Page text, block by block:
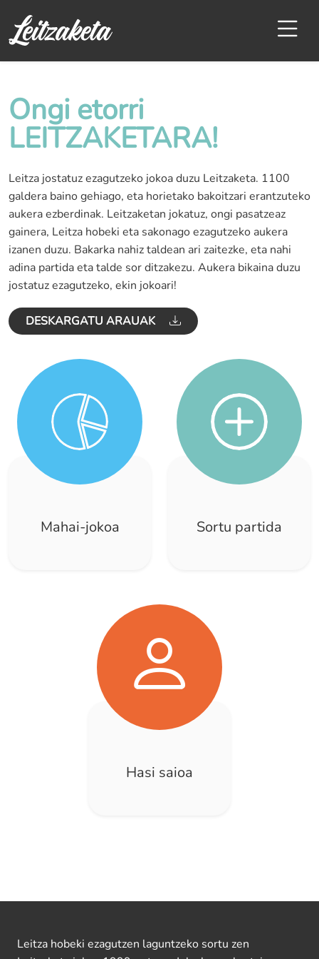
Ongi etorri
LEITZAKETARA!
Leitza jostatuz ezagutzeko jokoa duzu Leitzaketa. 1100
galdera baino gehiago, eta horietako bakoitzari erantzuteko
aukera ezberdinak. Leitzaketan jokatuz, ongi pasatzeaz
gainera, Leitza hobeki eta sakonago ezagutzeko aukera
izanen duzu. Bakarka nahiz taldean ari zaitezke, eta nahi
adina partida eta talde sor ditzakezu. Aukera bikaina duzu
jostatuz ezagutzeko, ekin jokoari!
DESKARGATU ARAUAK
Mahai-jokoa Sortu partida
Hasi saioa
Leitza hobeki ezagutzen laguntzeko sortu zen